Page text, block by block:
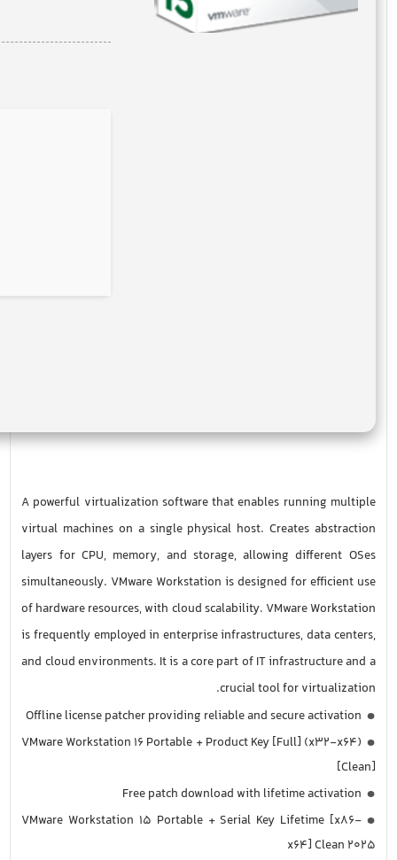
A powerful virtualization software that enables running multiple
virtual machines on a single physical host. Creates abstraction
layers for CPU, memory, and storage, allowing different OSes
simultaneously. VMware Workstation is designed for efficient use
of hardware resources, with cloud scalability. VMware Workstation
is frequently employed in enterprise infrastructures, data centers,
and cloud environments. It is a core part of IT infrastructure and a
crucial tool for virtualization.
Offline license patcher providing reliable and secure activation
VMware Workstation 16 Portable + Product Key [Full] (x32-x64)
[Clean]
Free patch download with lifetime activation
VMware Workstation 15 Portable + Serial Key Lifetime [x86-
x64] Clean 2025